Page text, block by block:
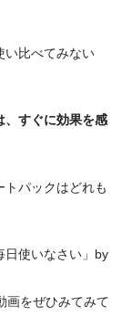
い比べてみない
すぐに効果を感
パックはどれも
日使いなさい」by
画をぜひみてみて